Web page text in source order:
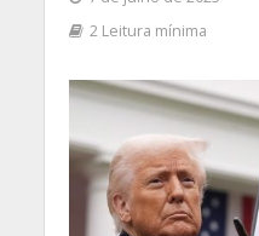
2 Leitura mínima